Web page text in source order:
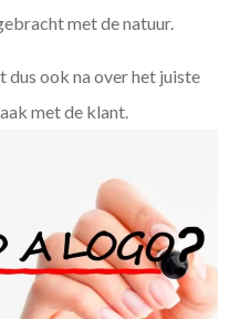
met de natuur.
dus ook na over het juiste
met de klant.